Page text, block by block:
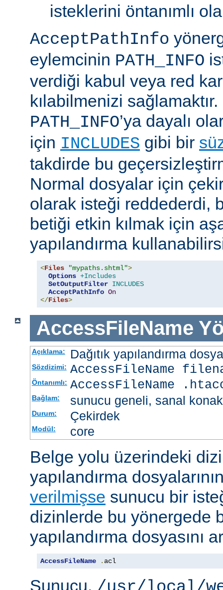
isteklerini öntanımlı
AcceptPathInfo
eylemcinin PATH_INFO
verdiği kabul veya red
kılabilmenizi
PATH_INFO’ya dayalı
için INCLUDES gibi bir
takdirde bu
Normal dosyalar için
olarak isteği reddederdi,
betiği etkin kılmak için
yapılandırma
<Files "mypaths.shtml">
Options +Includes
SetOutputFilter INCLUDES
AcceptPathInfo On
</Files>
AccessFileName
Açıklama: Dağıtık yapılandırma
Sözdizimi: AccessFileName
Öntanımlı: AccessFileName
Bağlam: sunucu geneli, sanal konak
Durum: Çekirdek
Modül: core
Belge yolu üzerindeki
yapılandırma
verilmişse sunucu bir
dizinlerde bu yönergede
yapılandırma dosyasını
AccessFileName . acl
Sunucu,